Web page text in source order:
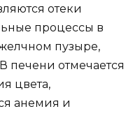
отеки
процессы в
пузыре,
печени отмечается
цвета,
анемия и